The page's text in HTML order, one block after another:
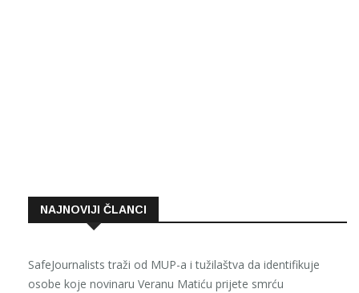
NAJNOVIJI ČLANCI
SafeJournalists traži od MUP-a i tužilaštva da identifikuje
osobe koje novinaru Veranu Matiću prijete smrću